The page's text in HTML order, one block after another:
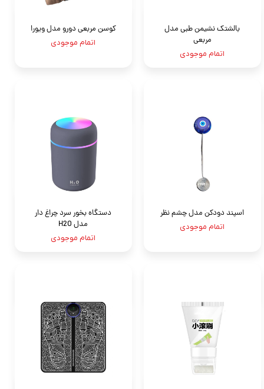
بالشتک نشیمن طبی مدل
مربعی
اتمام موجودی
کوسن مربعی دورو مدل ویورا
اتمام موجودی
اسپند دودکن مدل چشم نظر
اتمام موجودی
دستگاه بخور سرد چراغ دار
مدل H2O
اتمام موجودی